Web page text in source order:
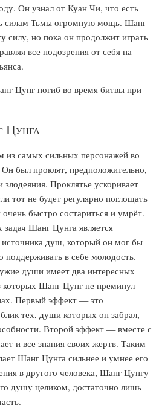
Он узнал от Куан Чи, что есть
силам Тьмы огромную мощь. Шанг
силу, но пока он продолжит играть
все подозрения от себя на
Цунг погиб во время битвы при
Цунга
из самых сильных персонажей во
был проклят, предположительно,
Проклятье ускоривает
тот не будет регулярно поглощать
быстро состариться и умрёт.
Шанг Цунга является
источника душ, который он мог бы
поддерживать в себе молодость.
души имеет два интересных
которых Шанг Цунг не преминул
Первый эффект — это
тех, души которых он забрал,
Второй эффект — вместе с
и все знания своих жертв. Таким
Шанг Цунга сильнее и умнее его
в другого человека, Шанг Цунгу
душу целиком, достаточно лишь